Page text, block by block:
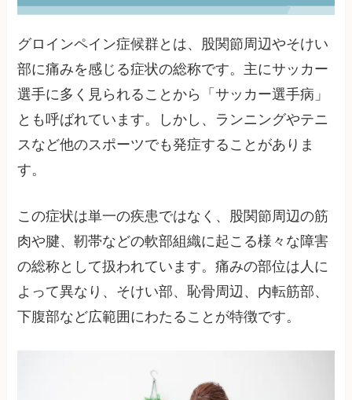
グロインペイン症候群とは、股関節周辺やそけい
部に痛みを感じる症状の総称です。主にサッカー
選手に多く見られることから「サッカー選手病」
とも呼ばれています。しかし、ランニングやテニ
スなど他のスポーツでも発症することがありま
す。
この症状は単一の疾患ではなく、股関節周辺の筋
肉や腱、靭帯などの軟部組織に起こる様々な障害
の総称として扱われています。痛みの部位は人に
よって異なり、そけい部、恥骨周辺、内転筋部、
下腹部など広範囲にわたることが特徴です。